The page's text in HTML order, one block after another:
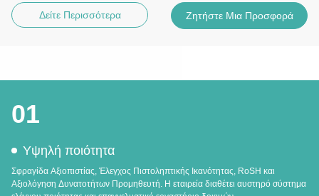
Δείτε Περισσότερα Ζητήστε Μια Προσφορά
01
Υψηλή ποιότητα
Σφραγίδα Αξιοπιστίας, Έλεγχος Πιστοληπτικής Ικανότητας, RoSH και
Αξιολόγηση Δυνατοτήτων Προμηθευτή. Η εταιρεία διαθέτει αυστηρό σύστημα